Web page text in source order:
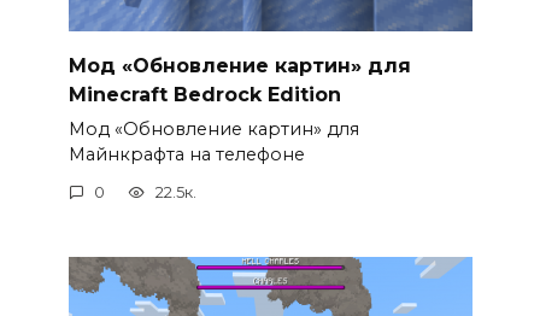
Мод «Обновление картин» для
Minecraft Bedrock Edition
Мод «Обновление картин» для
Майнкрафта на телефоне
0 22.5к.